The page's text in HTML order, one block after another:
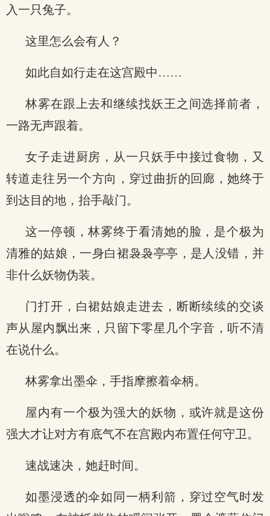
入一只兔子。
这里怎么会有人？
如此自如行走在这宫殿中……
林雾在跟上去和继续找妖王之间选择前者，
一路无声跟着。
女子走进厨房，从一只妖手中接过食物，又
转道走往另一个方向，穿过曲折的回廊，她终于
到达目的地，抬手敲门。
这一停顿，林雾终于看清她的脸，是个极为
清雅的姑娘，一身白裙袅袅亭亭，是人没错，并
非什么妖物伪装。
门打开，白裙姑娘走进去，断断续续的交谈
声从屋内飘出来，只留下零星几个字音，听不清
在说什么。
林雾拿出墨伞，手指摩擦着伞柄。
屋内有一个极为强大的妖物，或许就是这份
强大才让对方有底气不在宫殿内布置任何守卫。
速战速决，她赶时间。
如墨浸透的伞如同一柄利箭，穿过空气时发